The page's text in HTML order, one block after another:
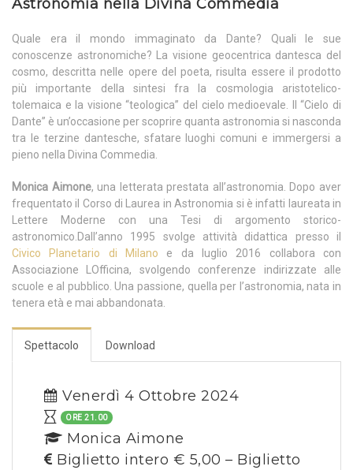
Astronomia nella Divina Commedia
Quale era il mondo immaginato da Dante? Quali le sue
conoscenze astronomiche? La visione geocentrica dantesca del
cosmo, descritta nelle opere del poeta, risulta essere il prodotto
più importante della sintesi fra la cosmologia aristotelico-
tolemaica e la visione “teologica” del cielo medioevale. Il “Cielo di
Dante” è un’occasione per scoprire quanta astronomia si nasconda
tra le terzine dantesche, sfatare luoghi comuni e immergersi a
pieno nella Divina Commedia.
Monica Aimone, una letterata prestata all’astronomia. Dopo aver
frequentato il Corso di Laurea in Astronomia si è infatti laureata in
Lettere Moderne con una Tesi di argomento storico-
astronomico.Dall’anno 1995 svolge attività didattica presso il
Civico Planetario di Milano e da luglio 2016 collabora con
Associazione LOfficina, svolgendo conferenze indirizzate alle
scuole e al pubblico. Una passione, quella per l’astronomia, nata in
tenera età e mai abbandonata.
Spettacolo Download
Venerdì 4 Ottobre 2024
ORE 21.00
Monica Aimone
Biglietto intero € 5,00 – Biglietto